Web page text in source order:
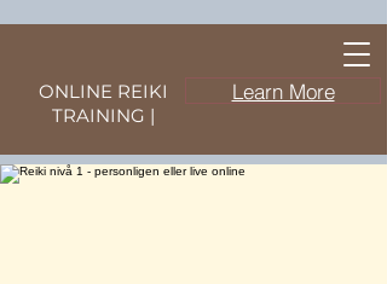
ONLINE REIKI
TRAINING |
Learn More